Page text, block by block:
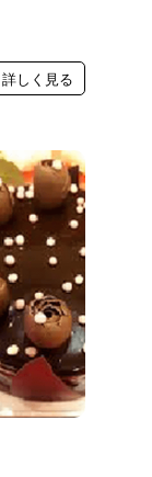
詳しく見る